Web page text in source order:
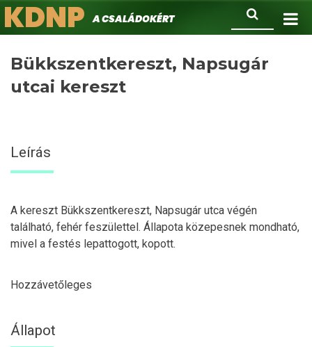
Ugrás
a
Keresés
KDNPA családokért.
Bükkszentkereszt, Napsugár
utcai kereszt
Leírás
A kereszt Bükkszentkereszt, Napsugár utca végén
található, fehér feszülettel. Állapota közepesnek mondható,
mivel a festés lepattogott, kopott.
Hozzávetőleges
Állapot